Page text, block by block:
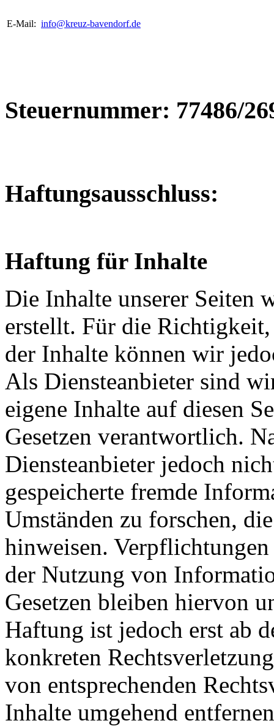
E-Mail: info@kreuz-bavendorf.de
Steuernummer: 77486/
Haftungsausschluss:
Haftung für Inhalte
Die Inhalte unserer Seiten
erstellt. Für die
der Inhalte können wir
Als Diensteanbieter sind
eigene Inhalte auf diesen
Gesetzen verantwortlich.
Diensteanbieter jedoch
gespeicherte fremde
Umständen zu forschen,
hinweisen.
der Nutzung von
Gesetzen bleiben hiervon
Haftung ist jedoch erst ab
konkreten
von entsprechenden
Inhalte umgehend